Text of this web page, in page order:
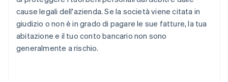
cause legali dell'azienda. Se la società viene citata in
giudizio o non è in grado di pagare le sue fatture, la tua
abitazione e il tuo conto bancario non sono
generalmente a rischio.